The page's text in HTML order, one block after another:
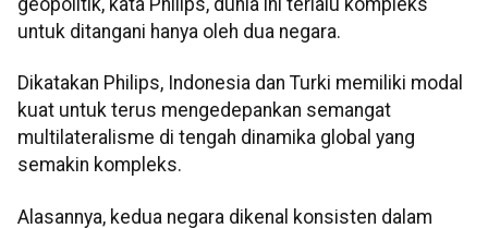
geopolitik, kata Philips, dunia ini terlalu kompleks
untuk ditangani hanya oleh dua negara.
Dikatakan Philips, Indonesia dan Turki memiliki modal
kuat untuk terus mengedepankan semangat
multilateralisme di tengah dinamika global yang
semakin kompleks.
Alasannya, kedua negara dikenal konsisten dalam